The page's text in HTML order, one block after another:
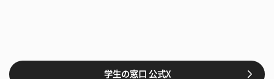
学生の窓口 公式X